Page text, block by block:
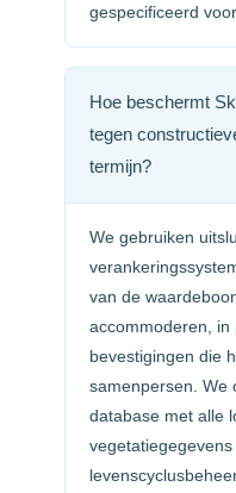
gespecificeerd
Hoe beschermt
tegen
termijn?
We gebruiken
van de
accommoderen, in
bevestigingen die
samenpersen. We
database met alle